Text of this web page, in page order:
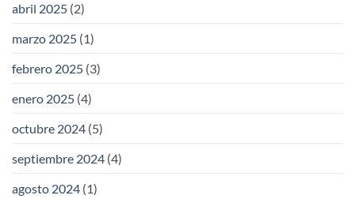
abril 2025 (2)
marzo 2025 (1)
febrero 2025 (3)
enero 2025 (4)
octubre 2024 (5)
septiembre 2024 (4)
agosto 2024 (1)